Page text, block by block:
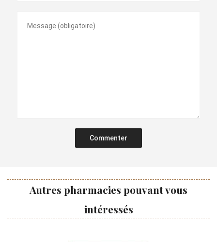
Commenter
Autres pharmacies pouvant vous
intéressés